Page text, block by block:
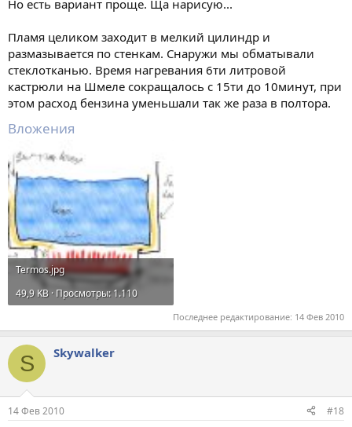
nationwide and on the Internet from July 2008 through November
2008 for between $100 and $130.
Manufactured in: United States
Remedy: Consumers should immediately stop using the recalled
Но есть вариант проще. Ща нарисую...
Пламя целиком заходит в мелкий цилиндр и
размазывается по стенкам. Снаружи мы обматывали
стеклотканью. Время нагревания 6ти литровой
кастрюли на Шмеле сокращалось с 15ти до 10минут, при
этом расход бензина уменьшали так же раза в полтора.
Вложения
Termos.jpg
49,9 KB · Просмотры: 1.110
Последнее редактирование: 14 Фев 2010
S Skywalker
14 Фев 2010 #18